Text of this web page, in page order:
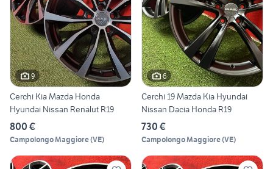
9
Cerchi Kia Mazda Honda
Hyundai Nissan Renalut R19
800 €
Campolongo Maggiore(VE)
6
Cerchi 19 Mazda Kia Hyundai
Nissan Dacia Honda R19
730 €
Campolongo Maggiore(VE)